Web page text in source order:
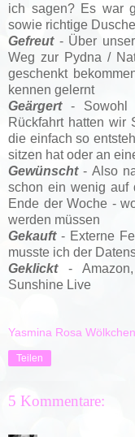
ich sagen? Es war
sowie richtige
Gefreut- Über
Weg zur Pydna /
geschenkt
kennen gelernt
Geärgert- Sowohl
Rückfahrt hatten wir
die einfach so
sitzen hat oder an
Gewünscht- Also
schon ein wenig auf
Ende der Woche -
werden müssen
Gekauft- Externe
musste ich der
Geklickt- Amazon,
Sunshine Live
Yasmina Rosa Wölkchen
Teilen
5 Kommentare: